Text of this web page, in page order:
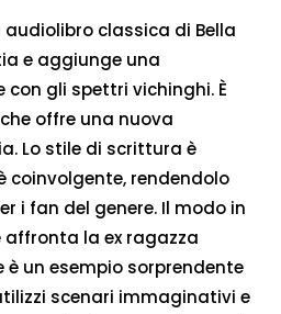
classica di Bella
e aggiunge una
gli spettri vichinghi. È
offre una nuova
Lo stile di scrittura è
coinvolgente, rendendolo
i fan del genere. Il modo in
la ex ragazza
è un esempio sorprendente
scenari immaginativi e